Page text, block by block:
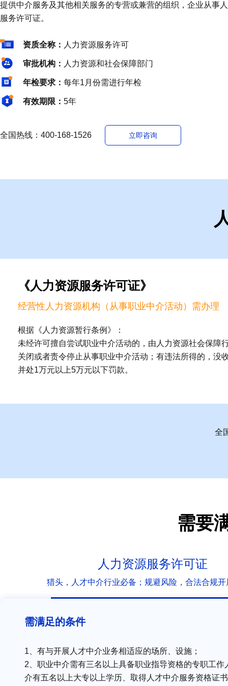
提供中介服务及其他相关服务的专营或兼营的组织，企业从事
服务许可证。
资质全称： 人力资源服务许可
审批机构： 人力资源和社会保障部门
年检要求： 每年1月份需进行年检
有效期限： 5年
全国热线：400-168-1526 立即咨询
《人力资源服务许可证》
经营性人力资源机构（从事职业中介活动）需办理
根据《人力资源暂行条例》：
未经许可擅自尝试职业中介活动的，由人力资源社会保障
关闭或者责令停止从事职业中介活动；有违法所得的，没
并处1万元以上5万元以下罚款。
全
需要
人力资源服务许可证
猎头，人才中介行业必备；规避风险，合法合规开
需满足的条件
1、有与开展人才中介业务相适应的场所、设施；
2、职业中介需有三名以上具备职业指导资格的专职工作
介有五名以上大专以上学历、取得人才中介服务资格证